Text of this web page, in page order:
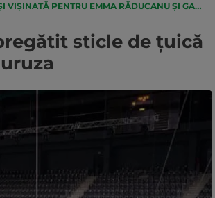
EMMA RĂDUCANU ȘI GARBINE MUGURUZA
sticle de țuică